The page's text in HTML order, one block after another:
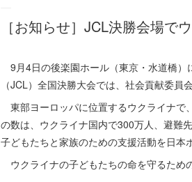
［お知らせ］JCL決勝会場で
9月4日の後楽園ホール（東京・水道橋）
（JCL）全国決勝大会では、社会貢献委員
東部ヨーロッパに位置するウクライナで
の数は、ウクライナ国内で300万人、避難
子どもたちと家族のための支援活動を日本
ウクライナの子どもたちの命を守るため